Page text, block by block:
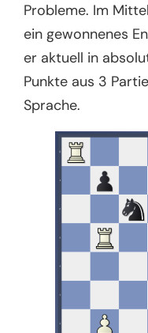
Probleme. Im
ein gewonnenes
er aktuell in
Punkte aus 3
Sprache.